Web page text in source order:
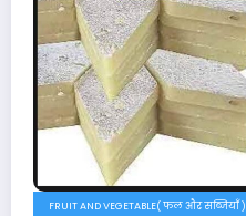
FRUIT AND VEGETABLE( फल और सब्जियाँ )